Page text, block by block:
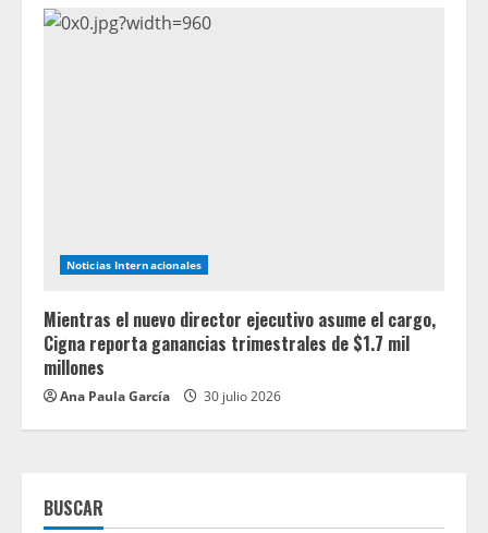
Noticias Internacionales
Mientras el nuevo director ejecutivo asume el cargo,
Cigna reporta ganancias trimestrales de $1.7 mil
millones
Ana Paula García 30 julio 2026
BUSCAR